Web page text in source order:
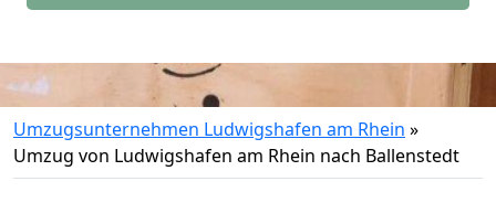
Umzugsunternehmen Ludwigshafen am Rhein »
Umzug von Ludwigshafen am Rhein nach Ballenstedt